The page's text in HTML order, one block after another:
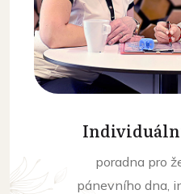
poradna pro
pánevního dna,